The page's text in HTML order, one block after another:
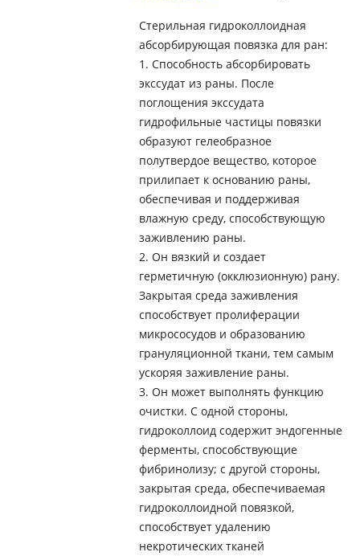
Стерильная гидроколлоидная
абсорбирующая повязка для ран:
1. Способность абсорбировать
экссудат из раны. После
поглощения экссудата
гидрофильные частицы повязки
образуют гелеобразное
полутвердое вещество, которое
прилипает к основанию раны,
обеспечивая и поддерживая
влажную среду, способствующую
заживлению раны.
2. Он вязкий и создает
герметичную (окклюзионную) рану.
Закрытая среда заживления
способствует пролиферации
микрососудов и образованию
грануляционной ткани, тем самым
ускоряя заживление раны.
3. Он может выполнять функцию
очистки. С одной стороны,
гидроколлоид содержит эндогенные
ферменты, способствующие
фибринолизу; с другой стороны,
закрытая среда, обеспечиваемая
гидроколлоидной повязкой,
способствует удалению
некротических тканей